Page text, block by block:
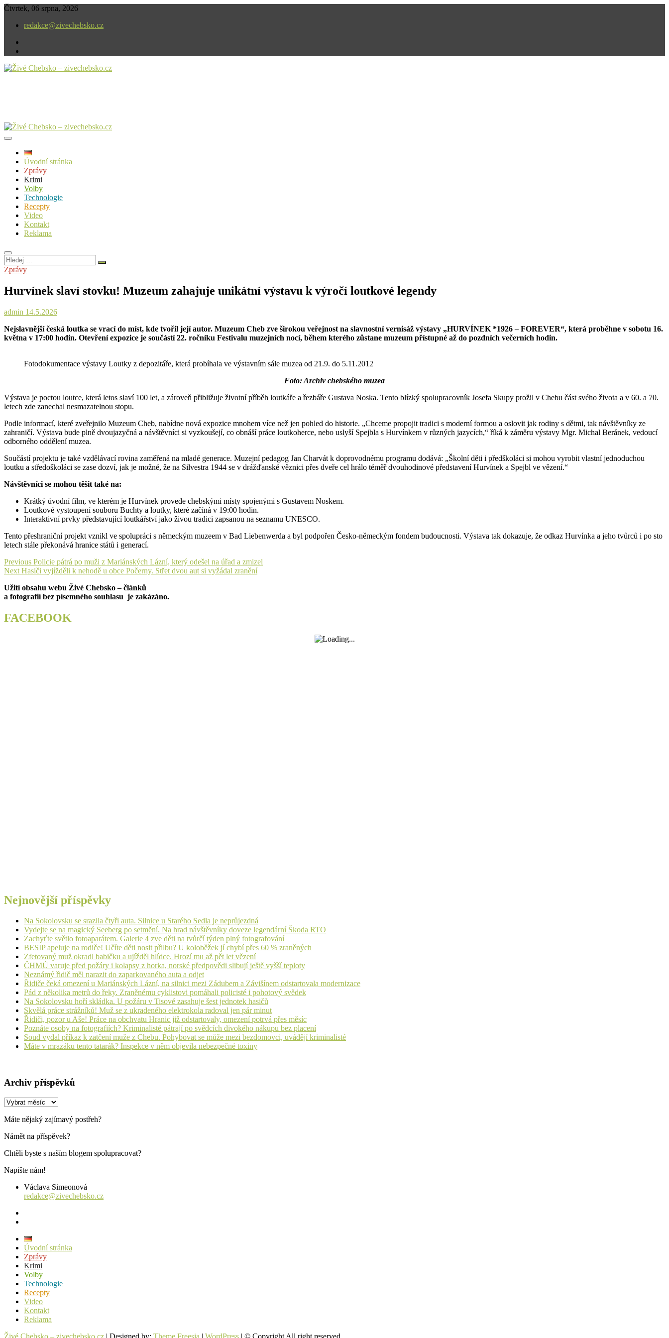
Skip
content
Čtvrtek, 06 srpna, 2026
redakce@zivechebsko.cz
Úvodní stránka
Zprávy
Krimi
Volby
Technologie
Recepty
Video
Kontakt
Reklama
Hledej
…
Zprávy
Hurvínek slaví stovku! Muzeum zahajuje unikátní výstavu k výročí loutkové legendy
admin 14.5.2026
Nejslavnější česká loutka se vrací do míst, kde tvořil její autor. Muzeum Cheb zve širokou veřejnost na slavnostní vernisáž výstavy „HURVÍNEK *1926 – FOREVER“, která proběhne v sobotu 16.
května v 17:00 hodin. Otevření expozice je součástí 22. ročníku Festivalu muzejních nocí, během kterého zůstane muzeum přístupné až do pozdních večerních hodin.
Fotodokumentace výstavy Loutky z depozitáře, která probíhala ve výstavním sále muzea od 21.9. do 5.11.2012
Foto: Archiv chebského muzea
Výstava je poctou loutce, která letos slaví 100 let, a zároveň přibližuje životní příběh loutkáře a řezbáře Gustava Noska. Tento blízký spolupracovník Josefa Skupy prožil v Chebu část svého života a v 60. a 70.
letech zde zanechal nesmazatelnou stopu.
Podle informací, které zveřejnilo Muzeum Cheb, nabídne nová expozice mnohem více než jen pohled do historie. „Chceme propojit tradici s moderní formou a oslovit jak rodiny s dětmi, tak návštěvníky ze
zahraničí. Výstava bude plně dvoujazyčná a návštěvníci si vyzkoušejí, co obnáší práce loutkoherce, nebo uslyší Spejbla s Hurvínkem v různých jazycích,“ říká k záměru výstavy Mgr. Michal Beránek, vedoucí
odborného oddělení muzea.
Součástí projektu je také vzdělávací rovina zaměřená na mladé generace. Muzejní pedagog Jan Charvát k doprovodnému programu dodává: „Školní děti i předškoláci si mohou vyrobit vlastní jednoduchou
loutku a středoškoláci se zase dozví, jak je možné, že na Silvestra 1944 se v drážďanské věznici přes dveře cel hrálo téměř dvouhodinové představení Hurvínek a Spejbl ve vězení.“
Návštěvníci se mohou těšit také na:
Krátký úvodní film, ve kterém je Hurvínek provede chebskými místy spojenými s Gustavem Noskem.
Loutkové vystoupení souboru Buchty a loutky, které začíná v 19:00 hodin.
Interaktivní prvky představující loutkářství jako živou tradici zapsanou na seznamu UNESCO.
Tento přeshraniční projekt vznikl ve spolupráci s německým muzeem v Bad Liebenwerda a byl podpořen Česko-německým fondem budoucnosti. Výstava tak dokazuje, že odkaz Hurvínka a jeho tvůrců i po sto
letech stále překonává hranice států i generací.
Navigace
pro
příspěvek
Previous Previous
post:
Policie pátrá po muži z Mariánských Lázní, který odešel na úřad a zmizel
Next Next
Hasiči vyjížděli k nehodě u obce Počerny. Střet dvou aut si vyžádal zranění
Užití obsahu webu Živé Chebsko – článků
a fotografií bez písemného souhlasu je zakázáno.
FACEBOOK
Nejnovější příspěvky
Na Sokolovsku se srazila čtyři auta. Silnice u Starého Sedla je neprůjezdná
Vydejte se na magický Seeberg po setmění. Na hrad návštěvníky doveze legendární Škoda RTO
Zachyťte světlo fotoaparátem. Galerie 4 zve děti na tvůrčí týden plný fotografování
BESIP apeluje na rodiče! Učíte děti nosit přilbu? U koloběžek jí chybí přes 60 % zraněných
Zfetovaný muž okradl babičku a ujížděl hlídce. Hrozí mu až pět let vězení
ČHMÚ varuje před požáry i kolapsy z horka, norské předpovědi slibují ještě vyšší teploty
Neznámý řidič měl narazit do zaparkovaného auta a odjet
Řidiče čeká omezení u Mariánských Lázní, na silnici mezi Zádubem a Závišínem odstartovala modernizace
Pád z několika metrů do řeky. Zraněnému cyklistovi pomáhali policisté i pohotový svědek
Na Sokolovsku hoří skládka. U požáru v Tisové zasahuje šest jednotek hasičů
Skvělá práce strážníků! Muž se z ukradeného elektrokola radoval jen pár minut
Řidiči, pozor u Aše! Práce na obchvatu Hranic již odstartovaly, omezení potrvá přes měsíc
Poznáte osoby na fotografiích? Kriminalisté pátrají po svědcích divokého nákupu bez placení
Soud vydal příkaz k zatčení muže z Chebu. Pohybovat se může mezi bezdomovci, uvádějí kriminalisté
Máte v mrazáku tento tatarák? Inspekce v něm objevila nebezpečné toxiny
Archiv příspěvků
Archiv
Máte nějaký zajímavý postřeh?
Námět na příspěvek?
Chtěli byste s naším blogem spolupracovat?
Napište nám!
Václava Simeonová
redakce@zivechebsko.cz
Úvodní stránka
Zprávy
Krimi
Volby
Technologie
Recepty
Video
Kontakt
Reklama
Živé Chebsko – zivechebsko.cz | Designed by: Theme Freesia | WordPress | © Copyright All right reserved